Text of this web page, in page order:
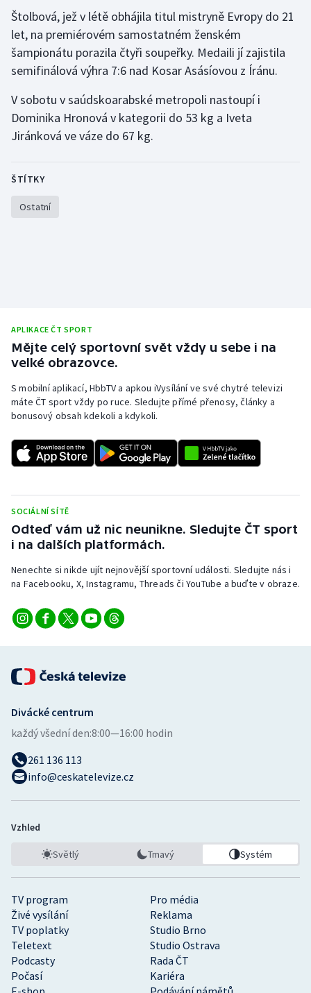
Golf
Gymnastika
Házená
Moderní pětiboj
Motorsport
Olympijské hry
Parasport
Plavání
Plážový volejbal
Ragby
Rychlostní kanoistika
Short track
Triatlon
Veslování
Volejbal
Ostatní
Štolbová, jež v létě obhájila titul mistryně Evropy do 21
let, na premiérovém samostatném ženském
šampionátu porazila čtyři soupeřky. Medaili jí zajistila
semifinálová výhra 7:6 nad Kosar Asásíovou z Íránu.
V sobotu v saúdskoarabské metropoli nastoupí i
Dominika Hronová v kategorii do 53 kg a Iveta
Jiránková ve váze do 67 kg.
ŠTÍTKY
Ostatní
APLIKACE ČT SPORT
Mějte celý sportovní svět vždy u sebe i na
velké obrazovce.
S mobilní aplikací, HbbTV a apkou iVysílání ve své chytré televizi
máte ČT sport vždy po ruce. Sledujte přímé přenosy, články a
bonusový obsah kdekoli a kdykoli.
SOCIÁLNÍ SÍTĚ
Odteď vám už nic neunikne. Sledujte ČT sport
i na dalších platformách.
Nenechte si nikde ujít nejnovější sportovní události. Sledujte nás i
na Facebooku, X, Instagramu, Threads či YouTube a buďte v obraze.
TV program
Pro média
Živé vysílání
Reklama
TV poplatky
Studio Brno
Teletext
Studio Ostrava
Podcasty
Rada ČT
Počasí
Kariéra
Divácké centrum
každý všední den:8:00—16:00 hodin
261 136 113
info@ceskatelevize.cz
Vzhled
Světlý Tmavý Systém